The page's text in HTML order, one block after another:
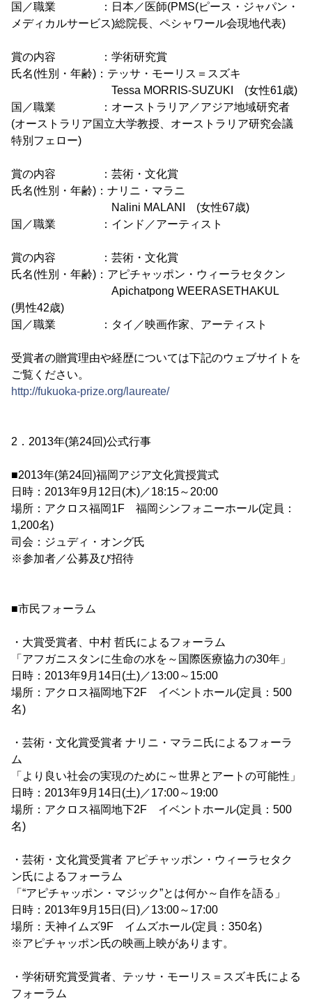
国／職業 ：日本／医師(PMS(ピース・ジャパン・
メディカルサービス)総院長、ペシャワール会現地代表)
賞の内容 ：学術研究賞
氏名(性別・年齢)：テッサ・モーリス＝スズキ
Tessa MORRIS-SUZUKI (女性61歳)
国／職業 ：オーストラリア／アジア地域研究者
(オーストラリア国立大学教授、オーストラリア研究会議
特別フェロー)
賞の内容 ：芸術・文化賞
氏名(性別・年齢)：ナリニ・マラニ
Nalini MALANI (女性67歳)
国／職業 ：インド／アーティスト
賞の内容 ：芸術・文化賞
氏名(性別・年齢)：アピチャッポン・ウィーラセタクン
Apichatpong WEERASETHAKUL
(男性42歳)
国／職業 ：タイ／映画作家、アーティスト
受賞者の贈賞理由や経歴については下記のウェブサイトを
ご覧ください。
http://fukuoka-prize.org/laureate/
2．2013年(第24回)公式行事
■2013年(第24回)福岡アジア文化賞授賞式
日時：2013年9月12日(木)／18:15～20:00
場所：アクロス福岡1F 福岡シンフォニーホール(定員：
1,200名)
司会：ジュディ・オング氏
※参加者／公募及び招待
■市民フォーラム
・大賞受賞者、中村 哲氏によるフォーラム
「アフガニスタンに生命の水を～国際医療協力の30年」
日時：2013年9月14日(土)／13:00～15:00
場所：アクロス福岡地下2F イベントホール(定員：500
名)
・芸術・文化賞受賞者 ナリニ・マラニ氏によるフォーラ
ム
「より良い社会の実現のために～世界とアートの可能性」
日時：2013年9月14日(土)／17:00～19:00
場所：アクロス福岡地下2F イベントホール(定員：500
名)
・芸術・文化賞受賞者 アピチャッポン・ウィーラセタク
ン氏によるフォーラム
「“アピチャッポン・マジック”とは何か～自作を語る」
日時：2013年9月15日(日)／13:00～17:00
場所：天神イムズ9F イムズホール(定員：350名)
※アピチャッポン氏の映画上映があります。
・学術研究賞受賞者、テッサ・モーリス＝スズキ氏による
フォーラム